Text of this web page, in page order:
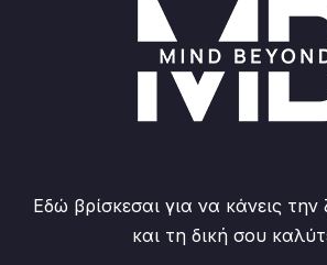
Εδώ βρίσκεσαι για να κάνεις
και τη δική σου